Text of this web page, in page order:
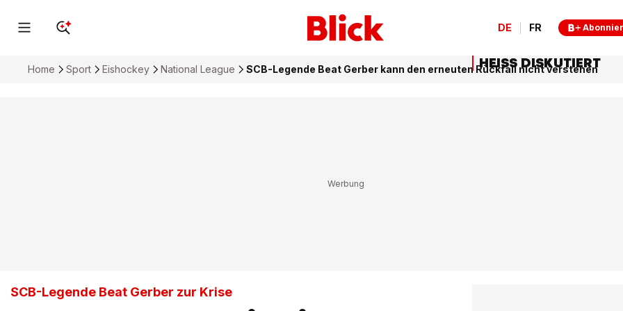
DE FR
Home Sport Eishockey National League SCB-Legende Beat Gerber kann den erneuten Rückfall nicht verstehen
SCB-Legende Beat Gerber zur Krise
HEISS DISKUTIERT